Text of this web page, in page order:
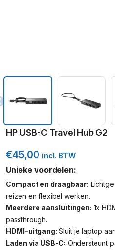
HP USB-C Travel Hub G2
€45,00 incl. BTW
Unieke voordelen:
Compact en draagbaar:
reizen en flexibel werken.
Meerdere aansluitingen: 1x
passthrough.
HDMI-uitgang: Sluit je laptop
Laden via USB-C: Ondersteunt